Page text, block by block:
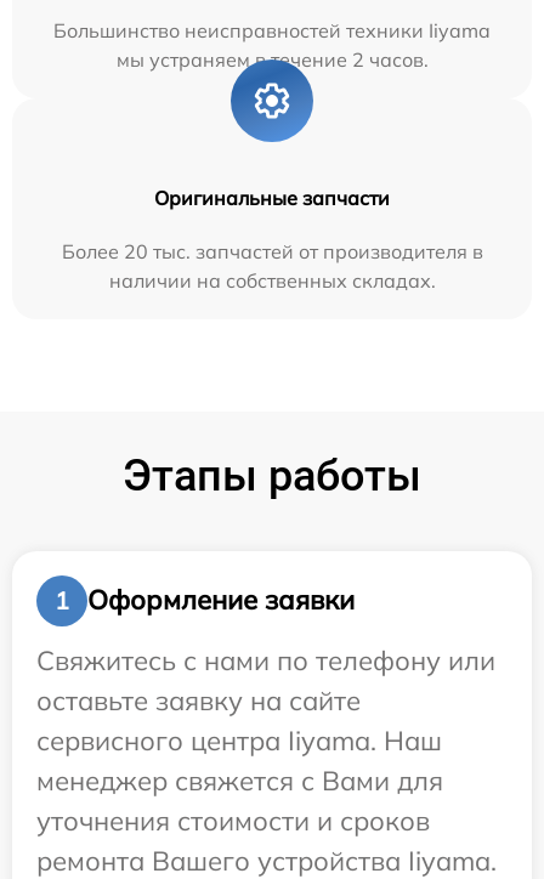
Большинство неисправностей техники Iiyama
мы устраняем в течение 2 часов.
Оригинальные запчасти
Более 20 тыс. запчастей от производителя в
наличии на собственных складах.
Этапы работы
1
Оформление заявки
Свяжитесь с нами по телефону или
оставьте заявку на сайте
сервисного центра Iiyama. Наш
менеджер свяжется с Вами для
уточнения стоимости и сроков
ремонта Вашего устройства Iiyama.